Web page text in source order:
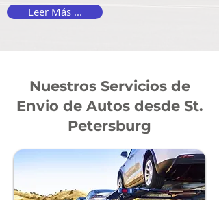
Leer Más ...
Nuestros Servicios de
Envio de Autos desde St.
Petersburg